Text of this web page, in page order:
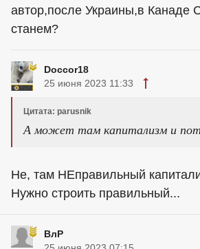
автор,после Украины,в Канаде
станем?
Doccor18
25 июня 2023 11:33
Цитата: parusnik
А может там капитализм и
Не, там НЕправильный
Нужно строить правильный...
ВлР